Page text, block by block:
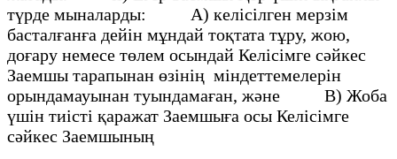
түрде мыналарды: А) келiсiлген мерзiм
басталғанға дейiн мұндай тоқтата тұру, жою,
доғару немесе төлем осындай Келiсiмге сәйкес
Заемшы тарапынан өзiнiң мiндеттемелерiн
орындамауынан туындамаған, және В) Жоба
үшiн тиiстi қаражат Заемшыға осы Келiсiмге
сәйкес Заемшының